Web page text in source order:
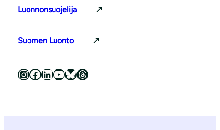
Luonnonsuojelija
Suomen Luonto
Luonnonsuojeluliitto Instagramissa Luonnonsuojeluliitto Facebookissa Luonnonsuojeluliitto LinkedInissä Luonnonsuojeluliiton YouTube-kanava Luonnonsuojeluliitto Blueskyssa Luonnonsuojeluliitto Threadsissa